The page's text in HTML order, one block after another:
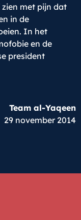
zien met pijn dat
in de
In het
en de
president
Team al-Yaqeen
29 november 2014